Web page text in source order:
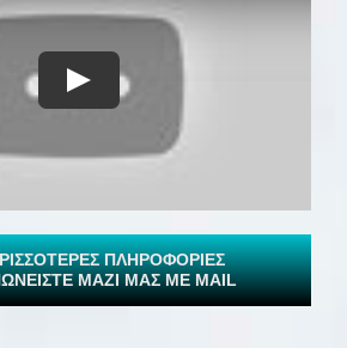
Play
ΠΛΗΡΟΦΟΡΙΕΣ
ΜΑΖΙ ΜΑΣ ΜΕ MAIL